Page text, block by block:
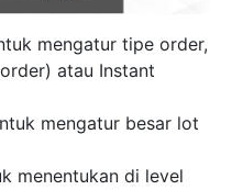
mengatur tipe order,
atau Instant
mengatur besar lot
menentukan di level